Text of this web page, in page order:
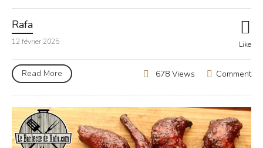
Rafa
12 février 2025 Like
Read More Comment
678 Views